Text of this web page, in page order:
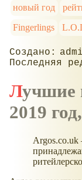
новый год
Fingerlings
Лучшие игрушки на Новый
2019
Argos.co.uk